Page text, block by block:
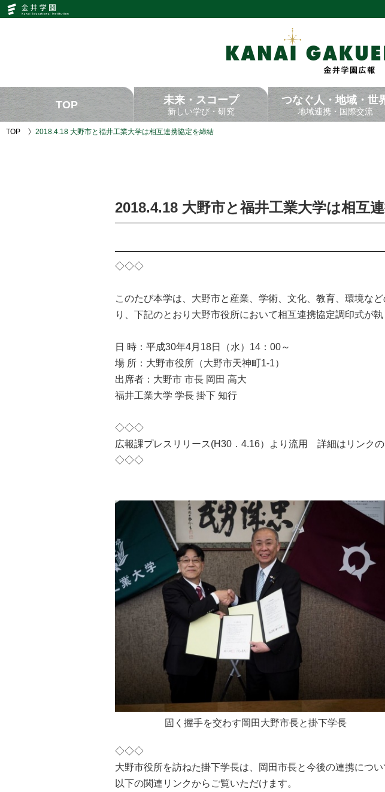
2018.4.18
大
大
学
は
相
互
TOP 未来・スコープ
新しい学び・研究
つなぐ人・地域・世
地域連携・国際交流
TOP 2018.4.18 大野市と福井工業大学は相互連携協定を締結
2018.4.18 大野市と福井工業大学は相互
◇◇◇
このたび本学は、大野市と産業、学術、文化、教育、環境な
り、下記のとおり大野市役所において相互連携協定調印式が執
日 時：平成30年4月18日（水）14：00～
場 所：大野市役所（大野市天神町1-1）
出席者：大野市 市長 岡田 高大
福井工業大学 学長 掛下 知行
◇◇◇
広報課プレスリリース(H30．4.16）より流用 詳細はリン
◇◇◇
固く握手を交わす岡田大野市長と掛下学長
◇◇◇
大野市役所を訪ねた掛下学長は、岡田市長と今後の連携につ
以下の関連リンクからご覧いただけます。